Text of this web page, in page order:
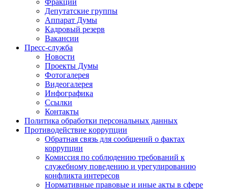
Депутатские группы
Аппарат Думы
Кадровый резерв
Вакансии
Пресс-служба
Новости
Проекты Думы
Фотогалерея
Видеогалерея
Инфографика
Ссылки
Контакты
Политика обработки персональных данных
Прoтивoдeйствие кoрpупции
Обратная связь для сообщений о фактах
коррупции
Комиссия по соблюдению требований к
служебному поведению и урегулированию
конфликта интересов
Нормативные правовые и иные акты в сфере